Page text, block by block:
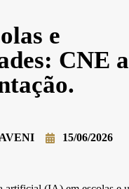
e
CNE
15/06/2026